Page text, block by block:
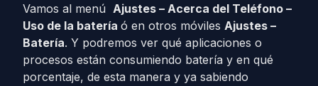
Vamos al menú Ajustes – Acerca del Teléfono –
Uso de la batería ó en otros móviles Ajustes –
Batería. Y podremos ver qué aplicaciones o
procesos están consumiendo batería y en qué
porcentaje, de esta manera y ya sabiendo